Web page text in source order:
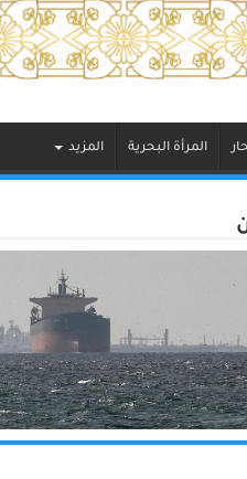
المرأة البحرية المزيد